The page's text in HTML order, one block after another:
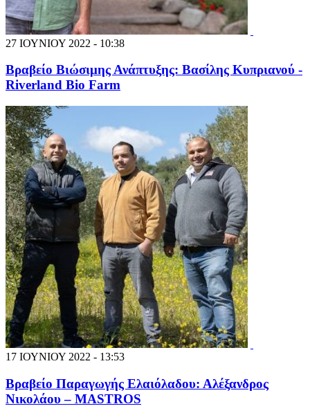
27 ΙΟΥΝΙΟΥ 2022 - 10:38
Βραβείο Βιώσιμης Ανάπτυξης: Βασίλης Κυπριανού -
Riverland Bio Farm
17 ΙΟΥΝΙΟΥ 2022 - 13:53
Βραβείο Παραγωγής Ελαιόλαδου: Αλέξανδρος
Νικολάου – MASTROS